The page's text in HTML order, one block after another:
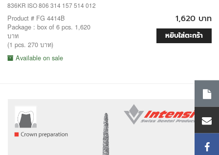
836KR ISO 806 314 157 514 012
Product # FG 4414B
Package : box of 6 pcs. 1,620
บาท
(1 pcs. 270 บาท)
Available on sale
1,620 บาท
หยิบใส่ตะกร้า